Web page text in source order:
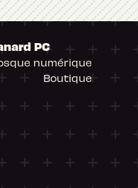
PC
numérique
Boutique
les